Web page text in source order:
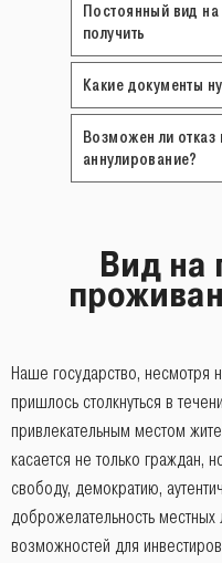
Постоянный вид на
получить
Какие документы
Возможен ли отказ
аннулирование?
Вид на
Наше государство, несмотря
пришлось столкнуться в
привлекательным местом
касается не только граждан,
свободу, демократию,
доброжелательность
возможностей для